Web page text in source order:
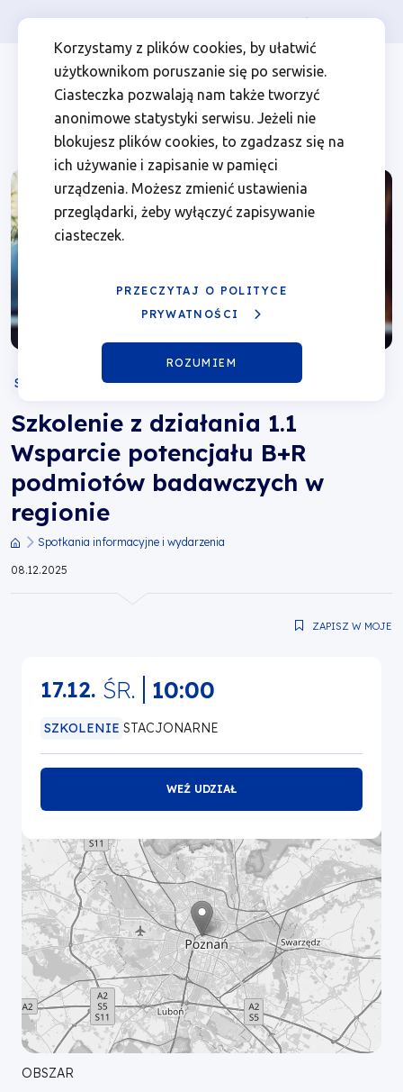
Korzystamy z plików cookies, by ułatwić
użytkownikom poruszanie się po serwisie.
Ciasteczka pozwalają nam także tworzyć
anonimowe statystyki serwisu. Jeżeli nie
blokujesz plików cookies, to zgadzasz się na
ich używanie i zapisanie w pamięci
urządzenia. Możesz zmienić ustawienia
przeglądarki, żeby wyłączyć zapisywanie
ciasteczek.
PRZECZYTAJ O POLITYCE
PRYWATNOŚCI
ROZUMIEM
Szkolenie
działania
1.1
Wsparcie
potencjału
B+R
podmiotów
badawczych
w
regionie
Fundusze
Europejskie
Wielkopolski
Przejdź
głównej
nawigacji
Przejdź
wyszukiwarki
Przejdź
zawartości
strony
Przejdź
stopki
Menu
Header
Top
Osoba prywatna Firma
Menu
top
left
SZKOLENIE STACJONARNE
Szkolenie z działania 1.1
Wsparcie potencjału B+R
podmiotów badawczych w
regionie
Ścieżka
Spotkania informacyjne i wydarzenia
08.12.2025
ZAPISZ W MOJE
OBSZAR
17.12. ŚR. 10:00
SZKOLENIE STACJONARNE
WEŹ UDZIAŁ